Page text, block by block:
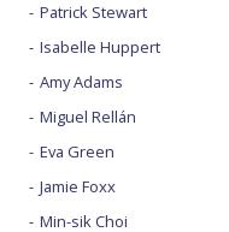
Patrick Stewart
Isabelle Huppert
Amy Adams
Miguel Rellán
Eva Green
Jamie Foxx
Min-sik Choi